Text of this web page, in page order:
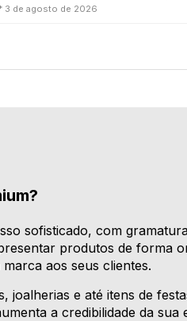
3 de agosto de 2026
sofisticado, com
produtos de forma
aos seus clientes.
joalherias e até itens de
a credibilidade da sua